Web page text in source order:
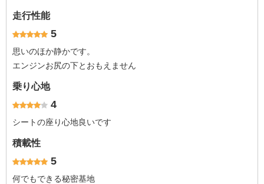
走行性能
5
思いのほか静かです。
エンジンお尻の下とおもえません
乗り心地
4
シートの座り心地良いです
積載性
5
何でもできる秘密基地